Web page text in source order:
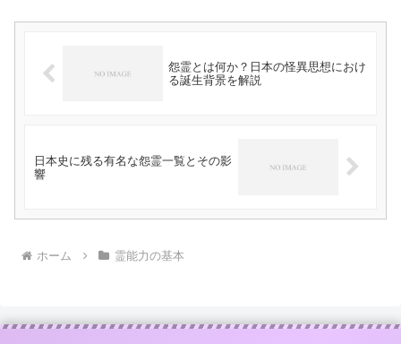
怨霊とは何か？日本の怪異思想におけ
る誕生背景を解説
日本史に残る有名な怨霊一覧とその影
響
ホーム 霊能力の基本